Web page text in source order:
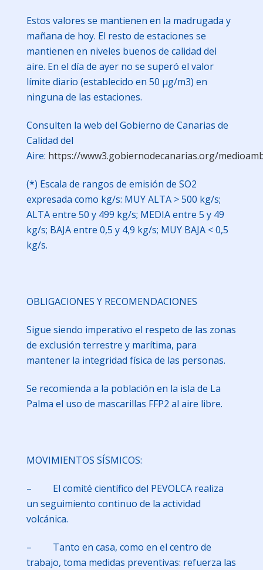
Estos valores se mantienen en la madrugada y
mañana de hoy. El resto de estaciones se
mantienen en niveles buenos de calidad del
aire. En el día de ayer no se superó el valor
límite diario (establecido en 50 µg/m3) en
ninguna de las estaciones.
Consulten la web del Gobierno de Canarias de
Calidad del
Aire: https://www3.gobiernodecanarias.org/
(*) Escala de rangos de emisión de SO2
expresada como kg/s: MUY ALTA > 500 kg/s;
ALTA entre 50 y 499 kg/s; MEDIA entre 5 y 49
kg/s; BAJA entre 0,5 y 4,9 kg/s; MUY BAJA < 0,5
kg/s.
OBLIGACIONES Y RECOMENDACIONES
Sigue siendo imperativo el respeto de las zonas
de exclusión terrestre y marítima, para
mantener la integridad física de las personas.
Se recomienda a la población en la isla de La
Palma el uso de mascarillas FFP2 al aire libre.
MOVIMIENTOS SÍSMICOS:
– El comité científico del PEVOLCA realiza
un seguimiento continuo de la actividad
volcánica.
– Tanto en casa, como en el centro de
trabajo, toma medidas preventivas: refuerza las